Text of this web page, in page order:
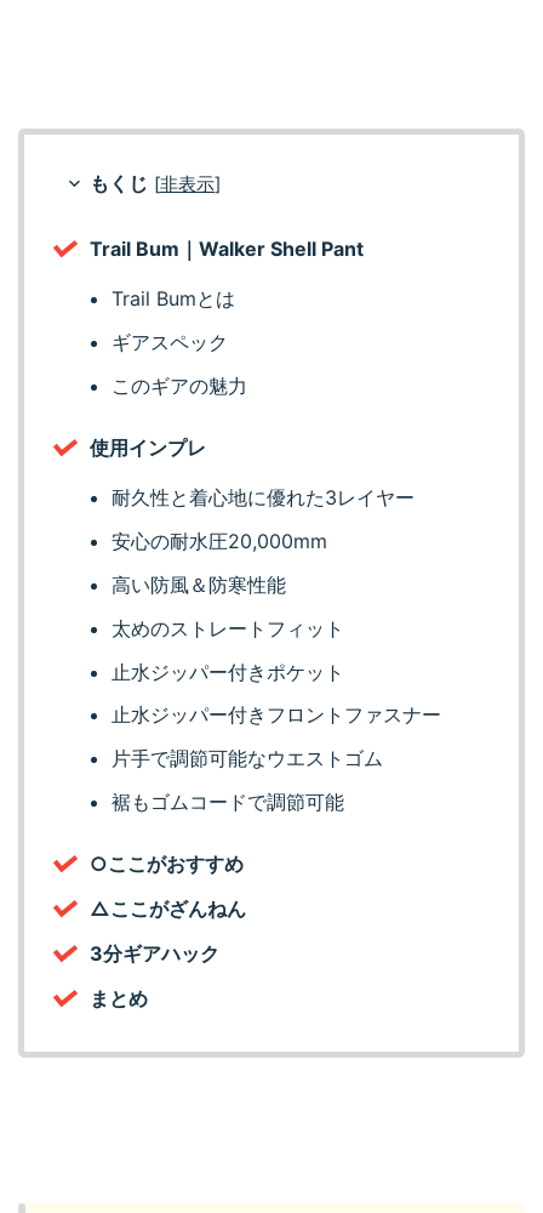
もくじ [非表示]
Trail Bum｜Walker Shell Pant
Trail Bumとは
ギアスペック
このギアの魅力
使用インプレ
耐久性と着心地に優れた3レイヤー
安心の耐水圧20,000mm
高い防風＆防寒性能
太めのストレートフィット
止水ジッパー付きポケット
止水ジッパー付きフロントファスナー
片手で調節可能なウエストゴム
裾もゴムコードで調節可能
○ここがおすすめ
△ここがざんねん
3分ギアハック
まとめ